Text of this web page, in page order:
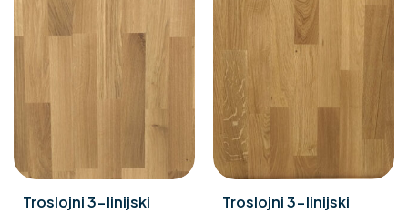
Troslojni 3-linijski
Troslojni 3-linijski